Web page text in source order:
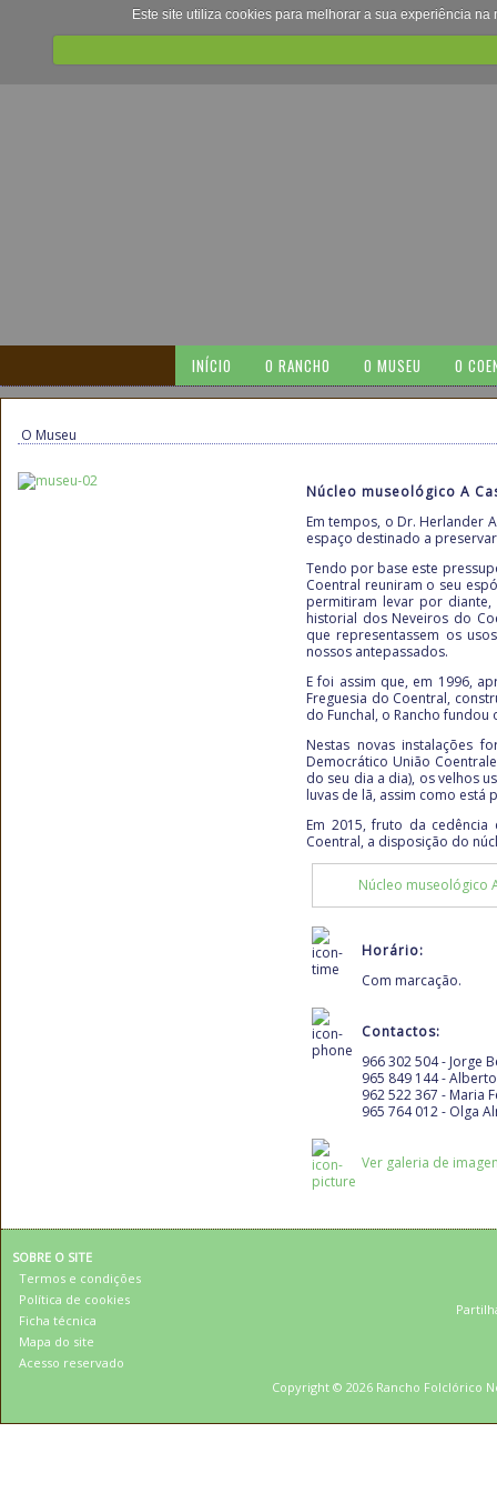
Este site utiliza cookies para melhorar a sua experiência
INÍCIO O RANCHO O MUSEU O
O Museu
Núcleo museológico A
Em tempos, o Dr. Herlander
espaço destinado a
Tendo por base este
Coentral reuniram o seu
permitiram levar por
historial dos Neveiros do
que representassem os
nossos antepassados.
E foi assim que, em 1996,
Freguesia do Coentral,
do Funchal, o Rancho fundou
Nestas novas instalações
Democrático União
do seu dia a dia), os velhos
luvas de lã, assim como está
Em 2015, fruto da
Coentral, a disposição do
Núcleo museológico
Horário:
Com marcação.
Contactos:
966 302 504 - Jorge
965 849 144 -
962 522 367 - Maria
965 764 012 - Olga
Ver galeria de
SOBRE O SITE
Termos e condições
Política de cookies
Ficha técnica
Mapa do site
Acesso reservado
Copyright © 2026 Rancho Folclórico